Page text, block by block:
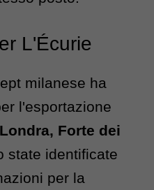
L'Écurie
milanese ha
l'esportazione
Forte dei
state identificate
per la